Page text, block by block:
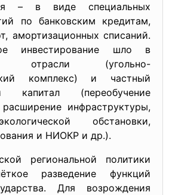
– в виде специальных
по банковским кредитам,
амортизационных списаний.
инвестирование шло в
отрасли (угольно-
комплекс) и частный
капитал (переобучение
инфраструктуры,
обстановки,
и НИОКР и др.).
региональной политики
разведение функций
Для возрождения